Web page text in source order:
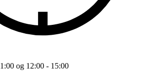
og 12:00 - 15:00